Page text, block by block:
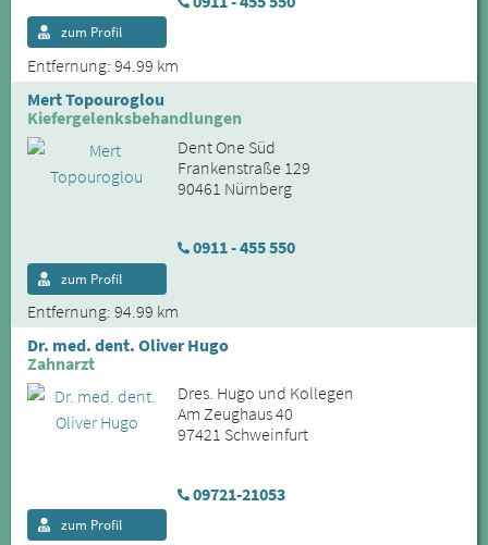
Entfernung: 94.99 km
zum Profil
Mert Topouroglou
Kiefergelenksbehandlungen
Dent One Süd
Frankenstraße 129
90461 Nürnberg
0911 - 455 550
Entfernung: 94.99 km
zum Profil
Dr. med. dent. Oliver Hugo
Zahnarzt
Dres. Hugo und Kollegen
Am Zeughaus 40
97421 Schweinfurt
09721-21053
zum Profil